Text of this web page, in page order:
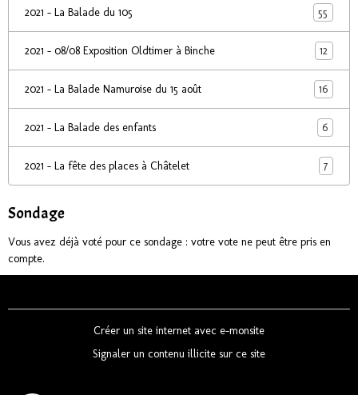
2021 - La Balade du 105 55
2021 - 08/08 Exposition Oldtimer à Binche 12
2021 - La Balade Namuroise du 15 août 16
2021 - La Balade des enfants 6
2021 - La fête des places à Châtelet 7
Sondage
Vous avez déjà voté pour ce sondage : votre vote ne peut être pris en
compte.
Créer un site internet avec e-monsite
Signaler un contenu illicite sur ce site